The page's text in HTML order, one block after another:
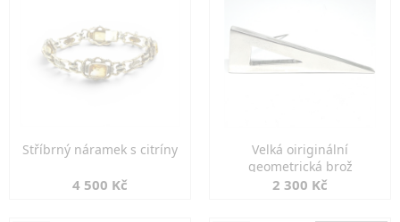
Stříbrný náramek s citríny
4 500 Kč
Velká oiriginální
geometrická brož
2 300 Kč